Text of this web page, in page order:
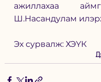
ажиллахаа
Ш.Насандулам
Эх сурвалж: ХЭҮК